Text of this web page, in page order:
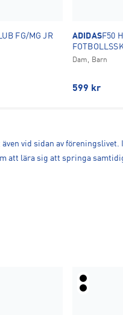
FG/MG JR
ADIDASF50
Dam, Barn
599 kr
vid sidan av
att lära sig att springa